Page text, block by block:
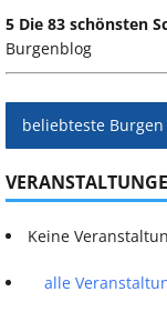
5 Die 83 schönsten
Burgenblog
beliebteste Burgen
Keine
alle